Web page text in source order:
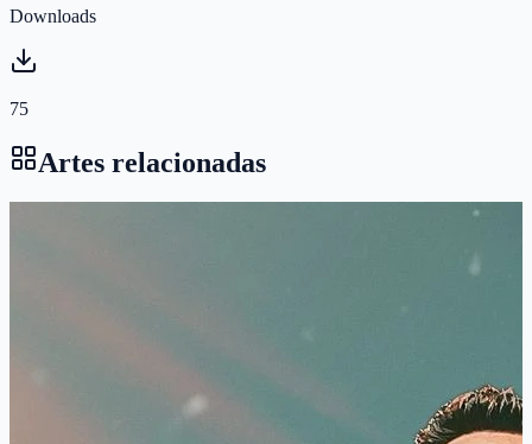
Downloads
75
Artes relacionadas